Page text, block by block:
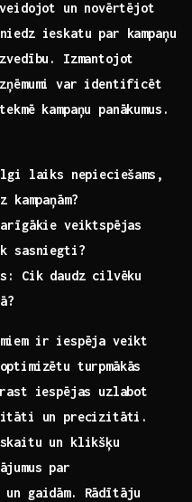
un⁣ novērtējot
ieskatu par kampaņu​
Izmantojot
var identificēt
kampaņu panākumus.
laiks nepieciešams,
veiktspējas
sasniegti?
Cik daudz cilvēku
ir iespēja veikt
turpmākās⁤
iespējas uzlabot
un precizitāti.
skaitu un klikšķu
par
un gaidām. Rādītāju